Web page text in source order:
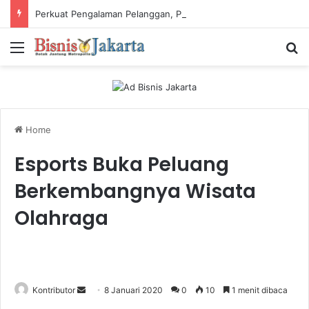
Menu
Home
Esports Buka Peluang
Berkembangnya Wisata
Olahraga
Kontributor 8 Januari 2020 0 10 1 menit dibaca